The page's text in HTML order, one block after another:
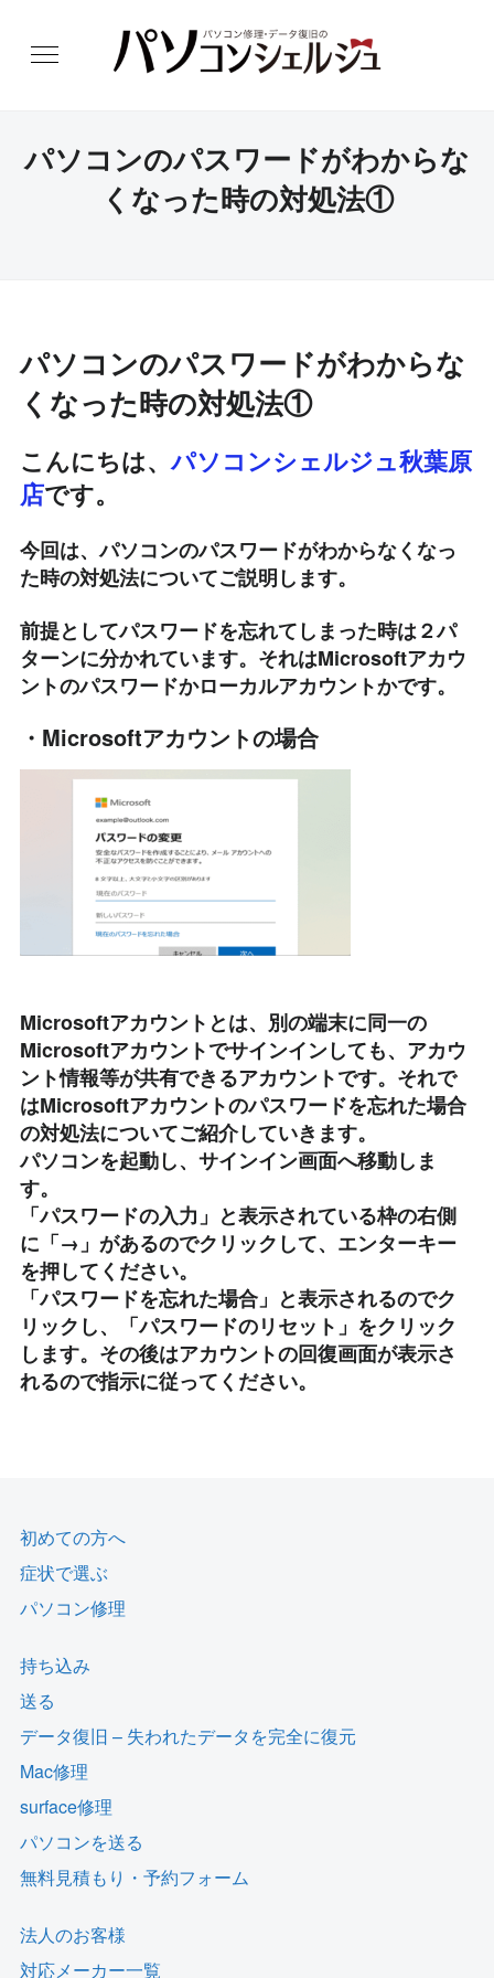
パソコンのパスワードがわからな
くなった時の対処法①
パソコンのパスワードがわからな
くなった時の対処法①
こんにちは、パソコンシェルジュ秋葉原
店です。
今回は、パソコンのパスワードがわからなくなっ
た時の対処法についてご説明します。
前提としてパスワードを忘れてしまった時は２パ
ターンに分かれています。それはMicrosoftアカウ
ントのパスワードかローカルアカウントかです。
・Microsoftアカウントの場合
Microsoftアカウントとは、別の端末に同一の
Microsoftアカウントでサインインしても、アカウ
ント情報等が共有できるアカウントです。それで
はMicrosoftアカウントのパスワードを忘れた場合
の対処法についてご紹介していきます。
パソコンを起動し、サインイン画面へ移動しま
す。
「パスワードの入力」と表示されている枠の右側
に「→」があるのでクリックして、エンターキー
を押してください。
「パスワードを忘れた場合」と表示されるのでク
リックし、「パスワードのリセット」をクリック
します。その後はアカウントの回復画面が表示さ
れるので指示に従ってください。
初めての方へ
症状で選ぶ
パソコン修理
持ち込み
送る
データ復旧 – 失われたデータを完全に復元
Mac修理
surface修理
パソコンを送る
無料見積もり・予約フォーム
法人のお客様
対応メーカー一覧